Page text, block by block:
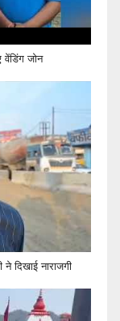
जोन
दिखाई नाराजगी